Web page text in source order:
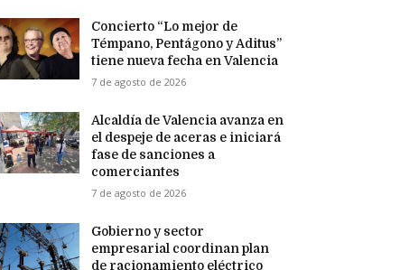
Concierto “Lo mejor de
Témpano, Pentágono y Aditus”
tiene nueva fecha en Valencia
7 de agosto de 2026
Alcaldía de Valencia avanza en
el despeje de aceras e iniciará
fase de sanciones a
comerciantes
7 de agosto de 2026
Gobierno y sector
empresarial coordinan plan
de racionamiento eléctrico